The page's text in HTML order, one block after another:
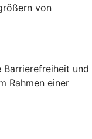
von
und
Rahmen einer